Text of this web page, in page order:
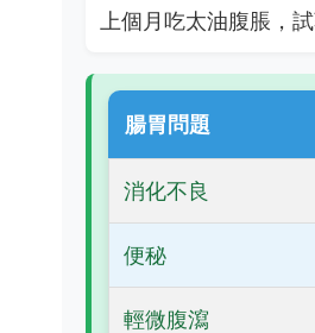
上個月吃太油腹脹，
腸胃問題
消化不良
便秘
輕微腹瀉